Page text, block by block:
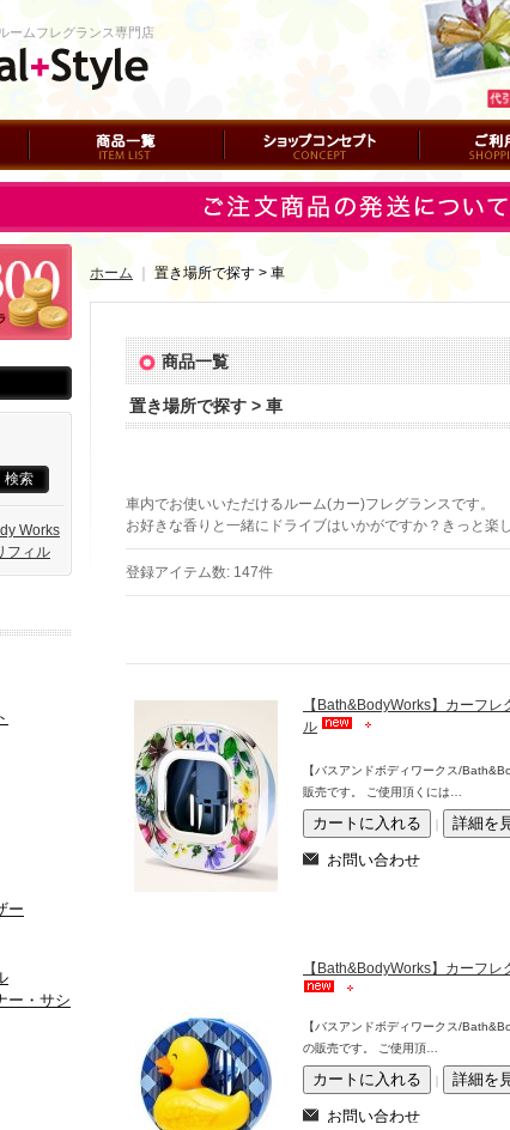
商品一覧 ショップコンセプト ご利用ガイド
ームフレグランス専門店
Works
フィル
ー
ー・サシ
ホーム 置き場所で探す > 車
商品一覧
置き場所で探す > 車
車内でお使いいただけるルーム(カー)フレグランスです。
お好きな香りと一緒にドライブはいかがですか？きっと楽
登録アイテム数: 147件
【Bath&BodyWorks】カーフ
ル
【バスアンドボディワークス/
販売です。 ご使用頂くには…
【Bath&BodyWorks】カーフ
【バスアンドボディワークス/
の販売です。 ご使用頂…